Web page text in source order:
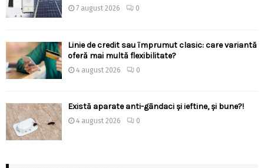
7 august 2026 0
Linie de credit sau împrumut clasic: care variantă
oferă mai multă flexibilitate?
4 august 2026 0
Există aparate anti-gândaci și ieftine, și bune?!
4 august 2026 0